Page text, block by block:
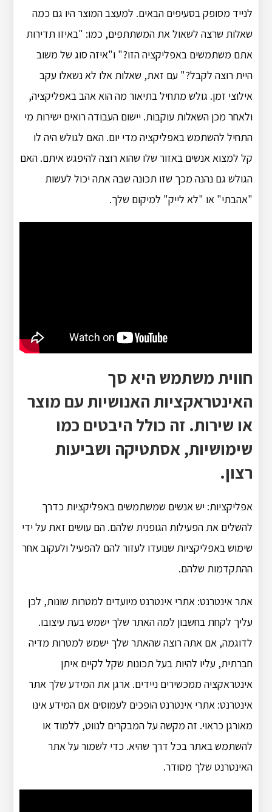
לנייד מסופק בסעיפים הבאים. למעצב המוצר היו גם כמה
שאלות שרצה לשאול את המשתתפים, כמו: "באיזו תדירות
אתם משתמשים באפליקציה הזו?" ו"איזה סוג של משוב
היית רוצה לקבל?" עם זאת, שאלות אלו לא נשאלו עקב
אילוצי זמן. גולש מתחיל בתיאור מה הוא אהב באפליקציה,
ולאחר מכן השאלות עוקבות. יישום העבודה רואים ישירות מי
התחיל להשתמש באפליקציה מדי יום. האם לגולש היה לו
קל למצוא אנשים באזור שלו שהוא רוצה להיפגש איתם. האם
הגולש גם נהנה מכך שזו תכונה שבה אתה יכול לעשות
"אהבתי" או "לא לייק" למיקום שלך.
חווית משתמש היא סך
האינטראקציות האנושיות עם מוצר
או שירות. זה כולל היבטים כמו
שימושיות, אסתטיקה ושביעות
רצון.
אפליקציות: יש אנשים שמשתמשים באפליקציות כדרך
להשלים את הפעילות הגופנית שלהם. הם עושים זאת על ידי
שימוש באפליקציות שנועדו לעזור להם להפעיל ולעקוב אחר
ההתקדמות שלהם.
אתר אינטרנט: אתרי אינטרנט מיועדים למטרות שונות, לכן
עליך לקחת בחשבון למה האתר שלך ישמש בעת עיצובו.
לדוגמה, אם אתה רוצה שהאתר שלך ישמש למטרות מדיה
חברתית, עליו להיות בעל תכונות שקל לקיים איתן
אינטראקציה ממכשירים ניידים. ארגן את המידע שלך אתר
אינטרנט: אתרי אינטרנט הופכים לעמוסים אם המידע אינו
מאורגן כראוי. זה מקשה על המבקרים לנווט, ללמוד או
להשתמש באתר בכל דרך שהיא. כדי לשמור על אתר
האינטרנט שלך מסודר.